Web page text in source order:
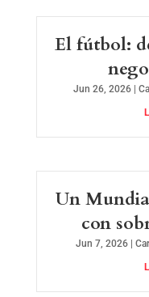
El fútbol:
Jun 26, 2026|
Un
con
Jun 7, 2026 |